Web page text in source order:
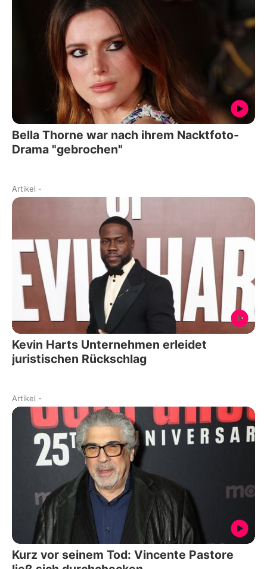
Bella Thorne war nach ihrem Nacktfoto-
Drama "gebrochen"
Artikel -
Kevin Harts Unternehmen erleidet
juristischen Rückschlag
Artikel -
Kurz vor seinem Tod: Vincente Pastore